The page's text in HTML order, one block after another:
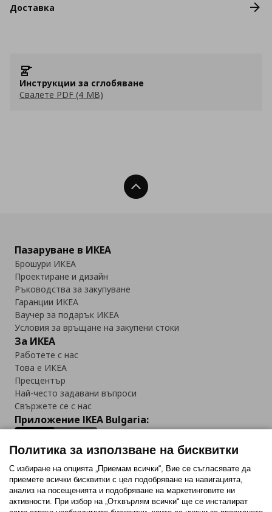
Доставка
Инструкции за сглобяване
Свалете PDF (4 MB)
Нагоре
Пазаруване в ИКЕА
Брошури ИКЕА
Проектиране и дизайн
Ръководства за закупуване
Гаранции ИКЕА
Ваучер за подарък ИКЕА
Условия за връщане на закупени стоки
За ИКЕА
Работете с нас
Това е ИКЕА
Пресцентър
Най-често задавани въпроси
Свържете се с нас
Приложение IKEA Bulgaria:
Последвайте ни:
FacebookTwitterYoutubePinterestInstagram
Политика за използване на бисквитки
С избиране на опцията „Приемам всички“, Вие се съгласявате да
приемете всички бисквитки с цел подобряване на навигацията,
анализ на посещенията и подобряване на маркетинговите ни
активности. При избор на „Отхвърлям всички“ ще се инсталират